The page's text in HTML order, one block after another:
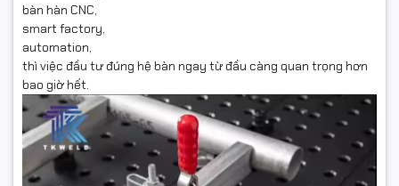
bàn hàn CNC,
smart factory,
automation,
thì việc đầu tư đúng hệ bàn ngay từ đầu càng quan trọng hơn
bao giờ hết.